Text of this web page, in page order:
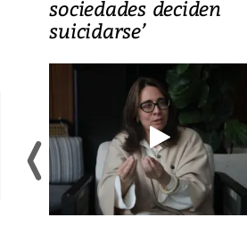
sociedades deciden
suicidarse’